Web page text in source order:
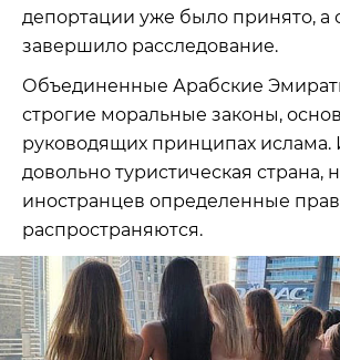
депортации уже было принято, а
завершило расследование.
Объединенные Арабские
строгие моральные законы,
руководящих принципах ислама.
довольно туристическая страна,
иностранцев определенные
распространяются.